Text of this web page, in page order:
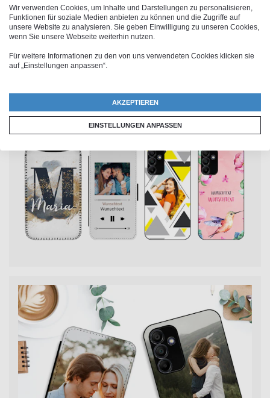
kombiniert mit einemPremium-Stoßschutz, der dein
Handy vor Kratzern, Stößen und anderen
Beschädigungen schützt. Alle Samsung Galaxy A15 5G
Handyhüllen verfügen über passende Aussparungen für
Kamera, Bedienelemente und Anschlüsse, sodass du
Wir verwenden Cookies, um Inhalte und Darstellungen zu personalisieren,
Funktionen für soziale Medien anbieten zu können und die Zugriffe auf
unsere Website zu analysieren. Sie geben Einwilligung zu unseren Cookies,
wenn Sie unsere Webseite weiterhin nutzen.
Für weitere Informationen zu den von uns verwendeten Cookies klicken sie
auf „Einstellungen anpassen“.
AKZEPTIEREN
EINSTELLUNGEN ANPASSEN